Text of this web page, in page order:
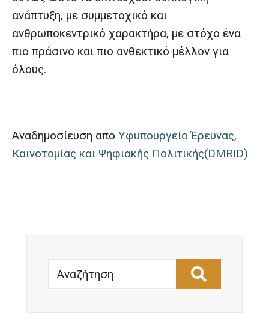
ανάπτυξη, με συμμετοχικό και
ανθρωποκεντρικό χαρακτήρα, με στόχο ένα
πιο πράσινο και πιο ανθεκτικό μέλλον για
όλους.
Αναδημοσίευση απο Υφυπουργείο Έρευνας,
Καινοτομίας και Ψηφιακής Πολιτικής(DMRID)
Αναζήτηση